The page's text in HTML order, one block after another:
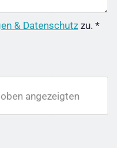
& Datenschutzzu. *
angezeigten